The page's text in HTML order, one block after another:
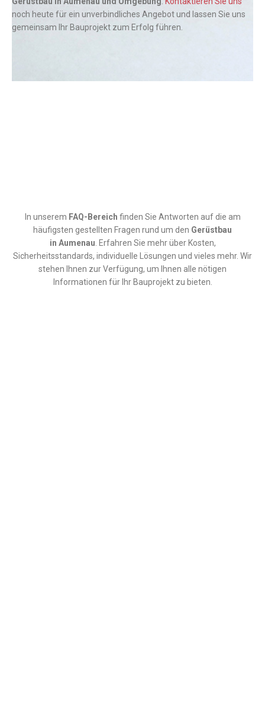
noch heute für ein unverbindliches Angebot und lassen Sie uns
gemeinsam Ihr Bauprojekt zum Erfolg führen.
In unserem FAQ-Bereich finden Sie Antworten auf die am
häufigsten gestellten Fragen rund um den Gerüstbau
in Aumenau . Erfahren Sie mehr über Kosten,
Sicherheitsstandards, individuelle Lösungen und vieles mehr. Wir
stehen Ihnen zur Verfügung, um Ihnen alle nötigen
Informationen für Ihr Bauprojekt zu bieten.